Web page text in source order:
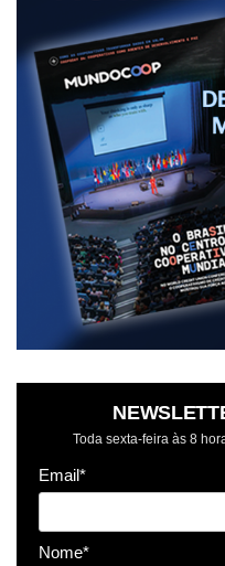
Toda sexta-feira às 8
Email*
Nome*